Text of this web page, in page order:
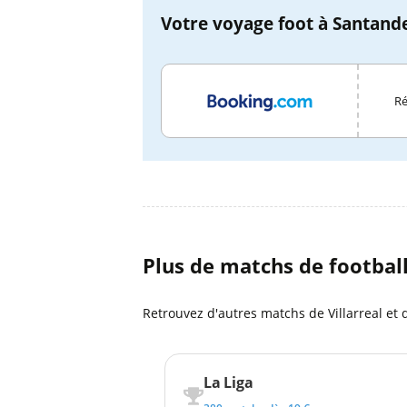
Votre voyage foot à
Plus de matchs de
Retrouvez d'autres matchs de Villarreal et
La Liga